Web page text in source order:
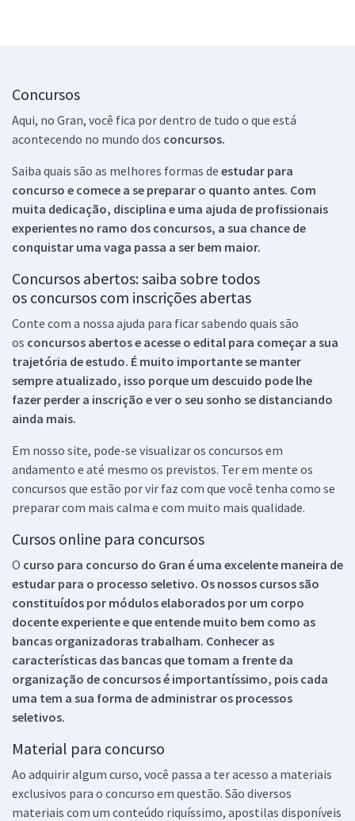
Concursos
Aqui, no Gran, você fica por dentro de tudo o que está
acontecendo no mundo dos concursos.
Saiba quais são as melhores formas de estudar para
concurso e comece a se preparar o quanto antes. Com
muita dedicação, disciplina e uma ajuda de profissionais
experientes no ramo dos concursos, a sua chance de
conquistar uma vaga passa a ser bem maior.
Concursos abertos: saiba sobre todos
os concursos com inscrições abertas
Conte com a nossa ajuda para ficar sabendo quais são
os concursos abertos e acesse o edital para começar a sua
trajetória de estudo. É muito importante se manter
sempre atualizado, isso porque um descuido pode lhe
fazer perder a inscrição e ver o seu sonho se distanciando
ainda mais.
Em nosso site, pode-se visualizar os concursos em
andamento e até mesmo os previstos. Ter em mente os
concursos que estão por vir faz com que você tenha como se
preparar com mais calma e com muito mais qualidade.
Cursos online para concursos
O curso para concurso do Gran é uma excelente maneira de
estudar para o processo seletivo. Os nossos cursos são
constituídos por módulos elaborados por um corpo
docente experiente e que entende muito bem como as
bancas organizadoras trabalham. Conhecer as
características das bancas que tomam a frente da
organização de concursos é importantíssimo, pois cada
uma tem a sua forma de administrar os processos
seletivos.
Material para concurso
Ao adquirir algum curso, você passa a ter acesso a materiais
exclusivos para o concurso em questão. São diversos
materiais com um conteúdo riquíssimo, apostilas disponíveis